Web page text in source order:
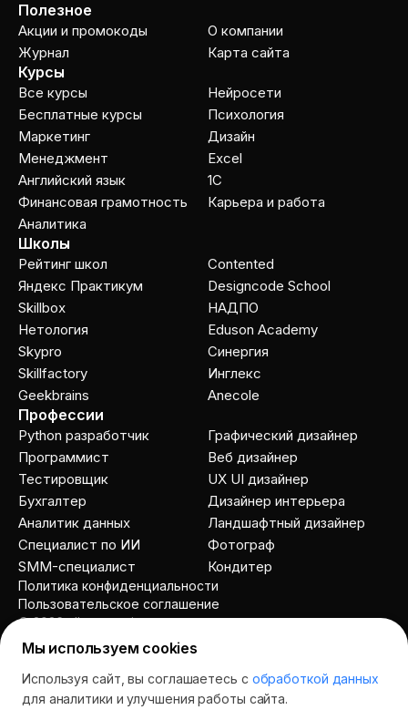
Полезное
Акции и промокоды
Журнал
О компании
Карта сайта
Курсы
Все курсы
Бесплатные курсы
Маркетинг
Менеджмент
Английский язык
Финансовая грамотность
Аналитика
Нейросети
Психология
Дизайн
Excel
1C
Карьера и работа
Школы
Рейтинг школ
Яндекс Практикум
Skillbox
Нетология
Skypro
Skillfactory
Geekbrains
Contented
Designcode School
НАДПО
Eduson Academy
Cинергия
Инглекс
Anecole
Профессии
Python разработчик
Программист
Тестировщик
Бухгалтер
Аналитик данных
Специалист по ИИ
SMM-специалист
Графический дизайнер
Веб дизайнер
UX UI дизайнер
Дизайнер интерьера
Ландшафтный дизайнер
Фотограф
Кондитер
© 2026 allcourses.io
Пользовательское соглашение
Политика конфиденциальности
Мы используем cookies
Используя сайт, вы соглашаетесь с обработкой данных
для аналитики и улучшения работы сайта.